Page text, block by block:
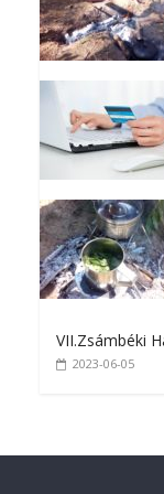
VII.Zsámbéki
2023-06-05